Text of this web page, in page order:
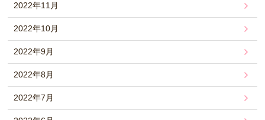
2022年11月
2022年10月
2022年9月
2022年8月
2022年7月